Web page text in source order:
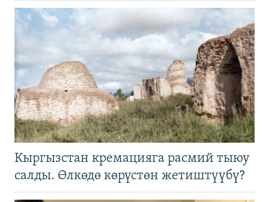
Кыргызстан кремацияга расмий тыюу
салды. Өлкөдө көрүстөн жетиштүүбү?